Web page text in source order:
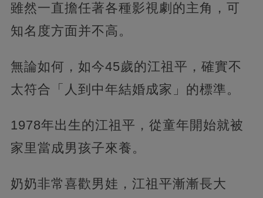
雖然一直擔任著各種影視劇的主角，可
知名度方面并不高。
無論如何，如今45歲的江祖平，確實不
太符合「人到中年結婚成家」的標準。
1978年出生的江祖平，從童年開始就被
家里當成男孩子來養。
奶奶非常喜歡男娃，江祖平漸漸長大